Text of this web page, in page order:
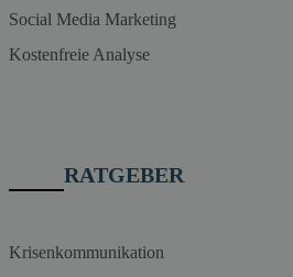
Social Media Marketing
Kostenfreie Analyse
RATGEBER
Krisenkommunikation